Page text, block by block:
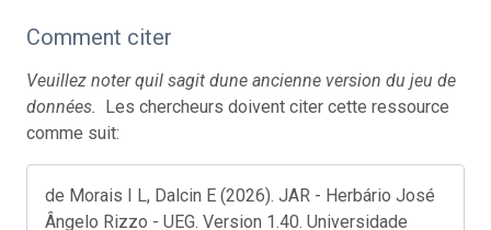
Comment citer
Veuillez noter quil sagit dune ancienne version du jeu de
données. Les chercheurs doivent citer cette ressource
comme suit:
de Morais I L, Dalcin E (2026). JAR - Herbário José
Ângelo Rizzo - UEG. Version 1.40. Universidade